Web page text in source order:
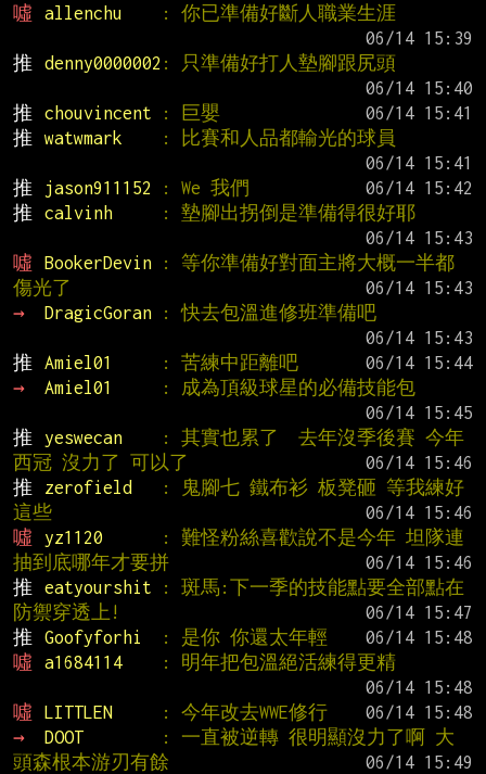
噓
allenchu
: 你已準備好斷人職業生涯
推
denny0000002 : 只準備好打人墊腳跟尻頭
推
chouvincent : 巨嬰
推
watwmark
: 比賽和人品都輸光的球員
推
jason911152 : We 我們
推
calvinh
: 墊腳出拐倒是準備得很好耶
噓
BookerDevin
: 等你準備好對面主將大概一半都
傷光了
→
DragicGoran
: 快去包溫進修班準備吧
推
Amiel01 : 苦練中距離吧
→
Amiel01
: 成為頂級球星的必備技能包
推
yeswecan
: 其實也累了  去年沒季後賽 今年
西冠 沒力了 可以了
推
zerofield
: 鬼腳七 鐵布衫 板凳砸 等我練好
這些
噓
yz1120
: 難怪粉絲喜歡說不是今年 坦隊連
抽到底哪年才要拼
推
eatyourshit
: 斑馬:下一季的技能點要全部點在
防禦穿透上!
推
Goofyforhi : 是你 你還太年輕
噓
a1684114
: 明年把包溫絕活練得更精
噓
LITTLEN : 今年改去WWE修行
→
DOOT
: 一直被逆轉 很明顯沒力了啊 大
頭森根本游刃有餘